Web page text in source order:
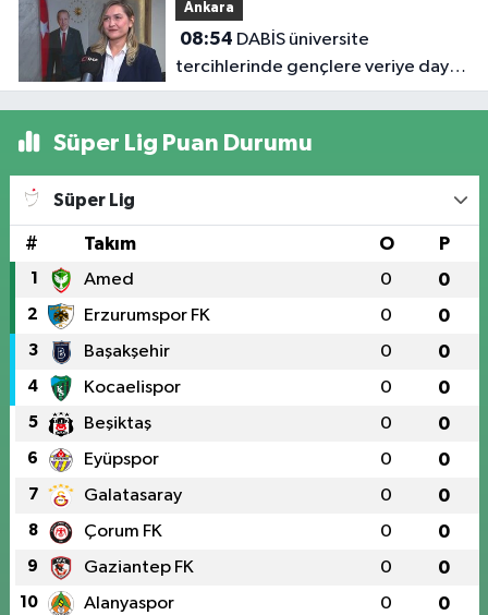
Ankara
08:54
tercihlerinde gençlere veriye dayalı
rehberlik sunuyor
Süper Lig Puan Durumu
Süper Lig
# Takım O P
1 Amed 0 0
2 Erzurumspor FK 0 0
3 Başakşehir 0 0
4 Kocaelispor 0 0
5 Beşiktaş 0 0
6 Eyüpspor 0 0
7 Galatasaray 0 0
8 Çorum FK 0 0
9 Gaziantep FK 0 0
10 Alanyaspor 0 0